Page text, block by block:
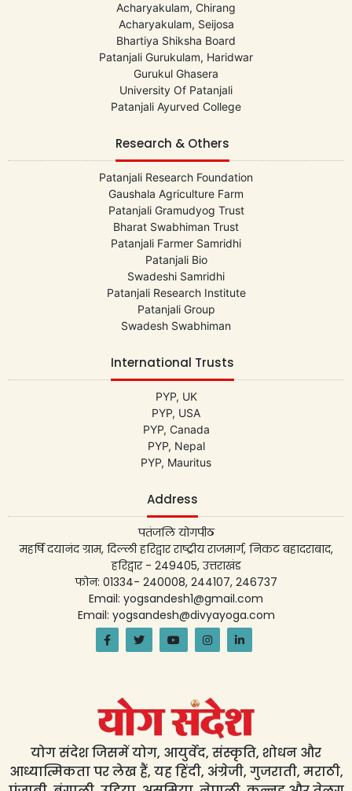
Acharyakulam, Chirang
Acharyakulam, Seijosa
Bhartiya Shiksha Board
Patanjali Gurukulam, Haridwar
Gurukul Ghasera
University Of Patanjali
Patanjali Ayurved College
Research & Others
Patanjali Research Foundation
Gaushala Agriculture Farm
Patanjali Gramudyog Trust
Bharat Swabhiman Trust
Patanjali Farmer Samridhi
Patanjali Bio
Swadeshi Samridhi
Patanjali Research Institute
Patanjali Group
Swadesh Swabhiman
International Trusts
PYP, UK
PYP, USA
PYP, Canada
PYP, Nepal
PYP, Mauritus
Address
पतंजलि योगपीठ
महर्षि दयानंद ग्राम, दिल्ली हरिद्वार राष्ट्रीय राजमार्ग, निकट बहादराबाद,
हरिद्वार - 249405, उत्तराखंड
फोन: 01334- 240008, 244107, 246737
Email: yogsandesh1@gmail.com
Email: yogsandesh@divyayoga.com
योग संदेश जिसमें योग, आयुर्वेद, संस्कृति, शोधन और
आध्यात्मिकता पर लेख हैं, यह हिंदी, अंग्रेजी, गुजराती, मराठी,